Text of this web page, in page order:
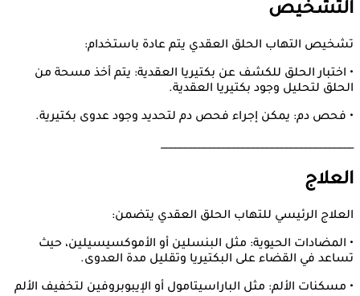
التشخيص
تشخيص التهاب الحلق العقدي يتم عادة باستخدام:
• اختبار الحلق للكشف عن بكتيريا العقدية: يتم أخذ مسحة من
الحلق لتحليل وجود بكتيريا العقدية.
• فحص دم: يمكن إجراء فحص دم لتحديد وجود عدوى بكتيرية.
________________________________________
العلاج
العلاج الرئيسي للتهاب الحلق العقدي يتضمن:
• المضادات الحيوية: مثل البنسلين أو الأموكسيسيلين، حيث
تساعد في القضاء على البكتيريا وتقليل مدة العدوى.
• مسكنات الألم: مثل الباراسيتامول أو الإيبوبروفين لتخفيف الألم